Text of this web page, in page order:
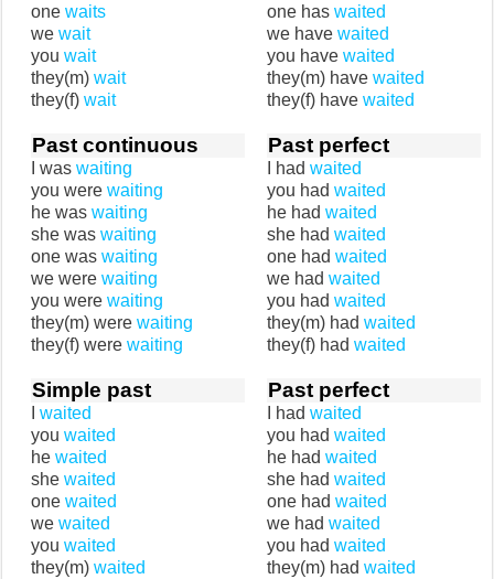
one waits
we wait
you wait
they(m) wait
they(f) wait
one has waited
we have waited
you have waited
they(m) have waited
they(f) have waited
Past continuous
I was waiting
you were waiting
he was waiting
she was waiting
one was waiting
we were waiting
you were waiting
they(m) were waiting
they(f) were waiting
Past perfect
I had waited
you had waited
he had waited
she had waited
one had waited
we had waited
you had waited
they(m) had waited
they(f) had waited
Simple past
waited
you waited
he waited
she waited
one waited
we waited
you waited
they(m) waited
Past perfect
I had waited
you had waited
he had waited
she had waited
one had waited
we had waited
you had waited
they(m) had waited